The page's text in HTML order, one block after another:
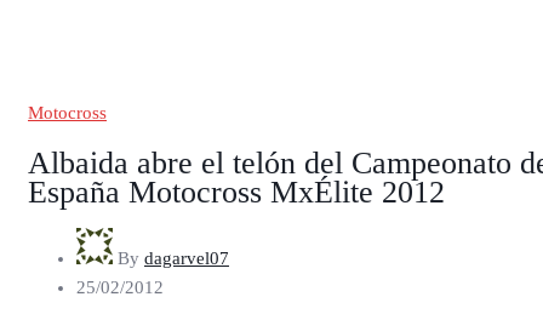
Motocross
Albaida abre el telón del Campeonato
España Motocross MxÉlite 2012
By dagarvel07
25/02/2012